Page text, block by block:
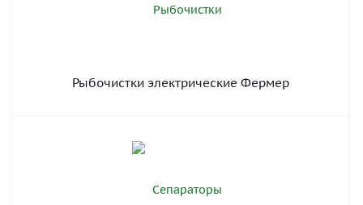
Рыбочистки электрические Фермер